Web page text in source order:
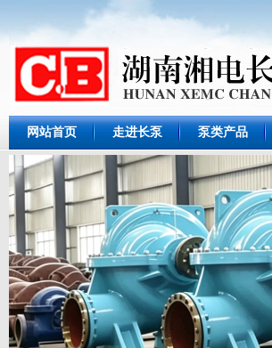
网站首页 走进长泵 泵类产品